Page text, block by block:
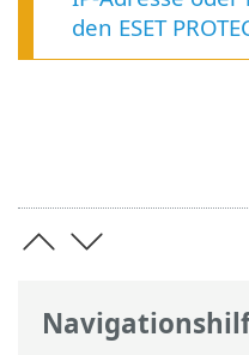
den ESET